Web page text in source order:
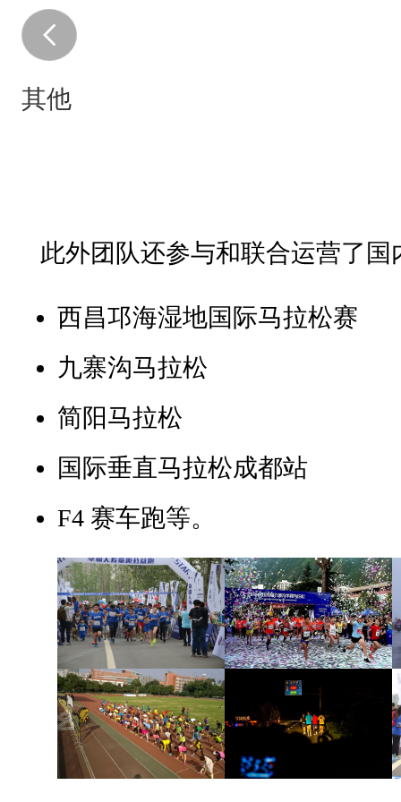
其他
此外团队还参与和联合运营了国
西昌邛海湿地国际马拉松赛
九寨沟马拉松
简阳马拉松
国际垂直马拉松成都站
F4 赛车跑等。